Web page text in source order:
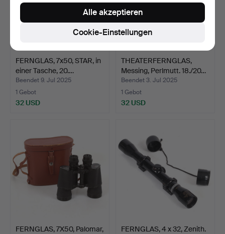
FERNGLAS, 7x50, STAR, in
einer Tasche, 20.…
Beendet 9. Jul 2025
1 Gebot
32 USD
THEATERFERNGLAS,
Messing, Perlmutt. 18./20…
Beendet 3. Jul 2025
1 Gebot
32 USD
FERNGLAS, 7X50, Palomar,
FERNGLAS, 4 x 32, Zenith.
Cookie-Einstellungen
Alle akzeptieren